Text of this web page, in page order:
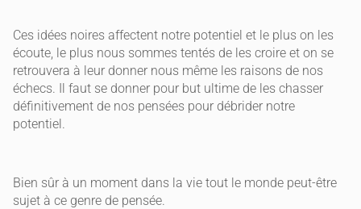
Ces idées noires affectent notre potentiel et le plus on les
écoute, le plus nous sommes tentés de les croire et on se
retrouvera à leur donner nous même les raisons de nos
échecs. Il faut se donner pour but ultime de les chasser
définitivement de nos pensées pour débrider notre
potentiel.
Bien sûr à un moment dans la vie tout le monde peut-être
sujet à ce genre de pensée.